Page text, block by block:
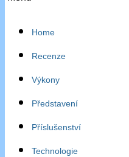
Home
Recenze
Výkony
Představení
Příslušenství
Technologie